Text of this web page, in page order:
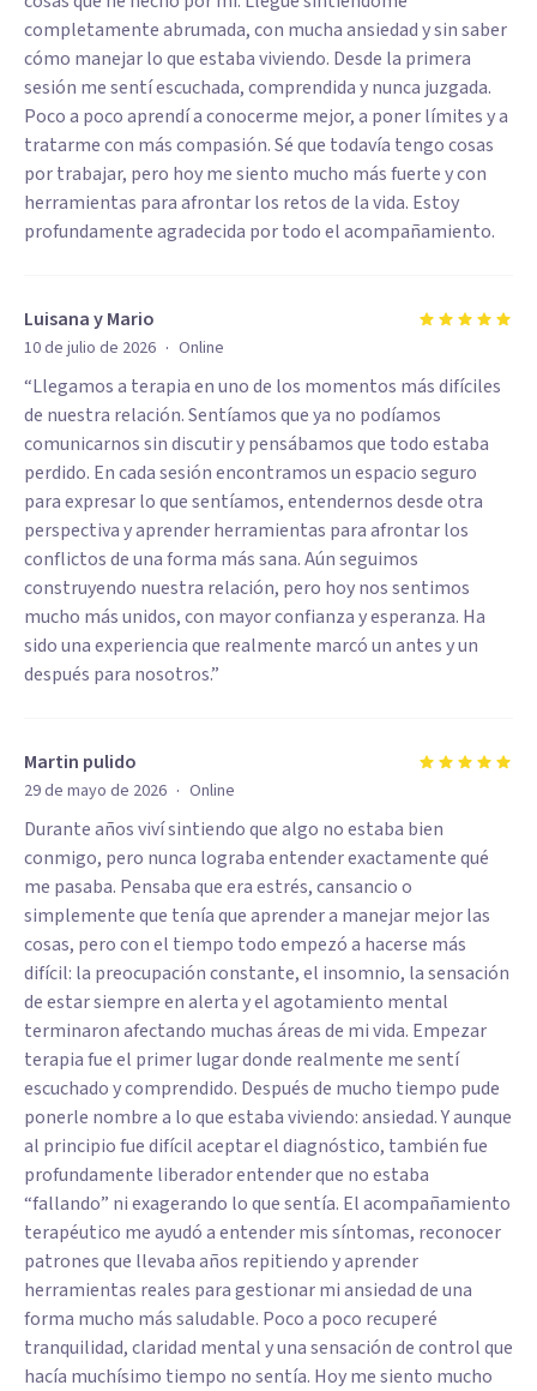
completamente abrumada, con mucha ansiedad y sin saber
cómo manejar lo que estaba viviendo. Desde la primera
sesión me sentí escuchada, comprendida y nunca juzgada.
Poco a poco aprendí a conocerme mejor, a poner límites y a
tratarme con más compasión. Sé que todavía tengo cosas
por trabajar, pero hoy me siento mucho más fuerte y con
herramientas para afrontar los retos de la vida. Estoy
profundamente agradecida por todo el acompañamiento.
Luisana y Mario
10 de julio de 2026 · Online
“Llegamos a terapia en uno de los momentos más difíciles
de nuestra relación. Sentíamos que ya no podíamos
comunicarnos sin discutir y pensábamos que todo estaba
perdido. En cada sesión encontramos un espacio seguro
para expresar lo que sentíamos, entendernos desde otra
perspectiva y aprender herramientas para afrontar los
conflictos de una forma más sana. Aún seguimos
construyendo nuestra relación, pero hoy nos sentimos
mucho más unidos, con mayor confianza y esperanza. Ha
sido una experiencia que realmente marcó un antes y un
después para nosotros.”
Martin pulido
29 de mayo de 2026 · Online
Durante años viví sintiendo que algo no estaba bien
conmigo, pero nunca lograba entender exactamente qué
me pasaba. Pensaba que era estrés, cansancio o
simplemente que tenía que aprender a manejar mejor las
cosas, pero con el tiempo todo empezó a hacerse más
difícil: la preocupación constante, el insomnio, la sensación
de estar siempre en alerta y el agotamiento mental
terminaron afectando muchas áreas de mi vida. Empezar
terapia fue el primer lugar donde realmente me sentí
escuchado y comprendido. Después de mucho tiempo pude
ponerle nombre a lo que estaba viviendo: ansiedad. Y aunque
al principio fue difícil aceptar el diagnóstico, también fue
profundamente liberador entender que no estaba
“fallando” ni exagerando lo que sentía. El acompañamiento
terapéutico me ayudó a entender mis síntomas, reconocer
patrones que llevaba años repitiendo y aprender
herramientas reales para gestionar mi ansiedad de una
forma mucho más saludable. Poco a poco recuperé
tranquilidad, claridad mental y una sensación de control que
hacía muchísimo tiempo no sentía. Hoy me siento mucho